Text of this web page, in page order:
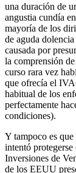
una duración de
angustia cundía
mayoría de los
de aguda
causada por
la comprensión
curso rara vez
que ofrecía el
habitual de los
perfecta­mente
condiciones).
Y tampoco es
intentó
Inversiones de
de los EEUU